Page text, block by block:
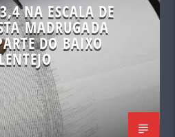
NA ESCALA DE
MADRUGADA
DO BAIXO